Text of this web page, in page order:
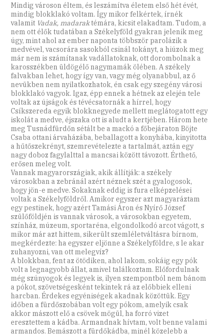
Mindig városon éltem, és leszámítva életem első hét évét,
mindig blokklakó voltam. Így mikor felkértek, írnék
valamit Vadak, madaraktémára, kicsit elakadtam. Tudom, a
nem ott élők tudatában a Székelyföld gyakran jelenik meg
úgy, mint ahol az ember naponta többször parolázik a
medvével, vacsorára sasokból csinál tokányt, a hiúzok meg
már nem is számítanak vadállatoknak, ott dorombolnak a
karosszékben üldögélő nagymamák ölében. A székely
falvakban lehet, hogy így van, vagy még olyanabbul, az ő
nevükben nem nyilatkozhatok, én csak egy szegény városi
blokklakó vagyok. Igaz, épp ennek a hétnek az elején tele
voltak az újságok és tévécsatornák a hírrel, hogy
Csíkszereda egyik blokknegyede mellett meglátogatott egy
iskolát a medve, éjszaka ott is aludt a kertjében. Három hete
meg Tusnádfürdőn sétált be a mackó a főbejáraton Böjte
Csaba ottani árvaházába, beballagott a konyhába, kinyitotta
a hűtőszekrényt, szemrevételezte a tartalmát, aztán egy
nagy doboz fagylalttal a mancsai között távozott. Érthető,
erősen meleg volt.
Vannak magyarországiak, akik állítják: a székely
városokban a zebránál azért néznek szét a gyalogosok,
hogy jön-e medve. Sokaknak eddig is fura elképzelései
voltak a Székelyföldről. Amikor egyszer azt magyaráztam
egy pestinek, hogy azért Tamási Áron és Nyírő József
szülőföldjén is vannak városok, a városokban egyetem,
színház, múzeum, sportaréna, elgondolkodó arcot vágott, s
mikor már azt hittem, sikerült szemléletváltásra bírnom,
megkérdezte: ha egyszer eljönne a Székelyföldre, s le akar
zuhanyozni, van ott melegvíz?
A blokkban, fent az ötödiken, ahol lakom, sokáig egy pók
volt a legnagyobb állat, amivel találkoztam. Előfordulnak
még szúnyogok és legyek is, ilyen szempontból nem bánom
a pókot, szövetségesként tekintek rá az előbbiek elleni
harcban. Érdekes egyéniségek akadnak közöttük. Egy
időben a fürdőszobában volt egy pókom, amelyik csak
akkor mászott elő a csövek mögül, ha forró vizet
eresztettem a kádba. Armandnak hívtam, volt benne valami
armandos. Bemászott a fürdőkádba, minél közelebb a